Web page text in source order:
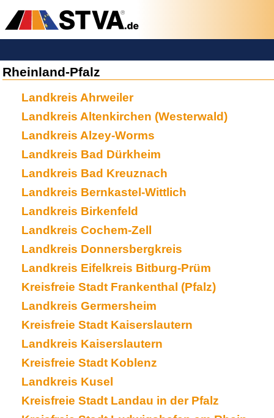
Rheinland-Pfalz
Landkreis Ahrweiler
Landkreis Altenkirchen (Westerwald)
Landkreis Alzey-Worms
Landkreis Bad Dürkheim
Landkreis Bad Kreuznach
Landkreis Bernkastel-Wittlich
Landkreis Birkenfeld
Landkreis Cochem-Zell
Landkreis Donnersbergkreis
Landkreis Eifelkreis Bitburg-Prüm
Kreisfreie Stadt Frankenthal (Pfalz)
Landkreis Germersheim
Kreisfreie Stadt Kaiserslautern
Landkreis Kaiserslautern
Kreisfreie Stadt Koblenz
Landkreis Kusel
Kreisfreie Stadt Landau in der Pfalz